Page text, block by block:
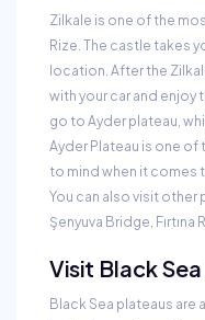
Zilkale is one of the
Rize. The castle takes
location. After the
with your car and enjoy
go to Ayder plateau,
Ayder Plateau is one
to mind when it comes
You can also visit other
Şenyuva Bridge, Fırtına
Visit Black
Black Sea plateaus